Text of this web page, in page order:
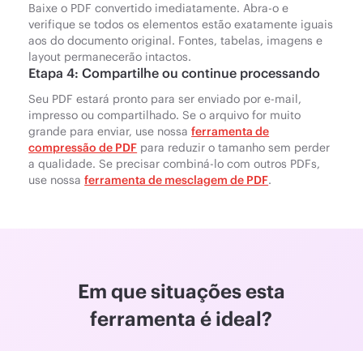
Baixe o PDF convertido imediatamente. Abra-o e
verifique se todos os elementos estão exatamente iguais
aos do documento original. Fontes, tabelas, imagens e
layout permanecerão intactos.
Etapa 4: Compartilhe ou continue processando
Seu PDF estará pronto para ser enviado por e-mail,
impresso ou compartilhado. Se o arquivo for muito
grande para enviar, use nossaferramenta de
compressão de PDF para reduzir o tamanho sem perder
a qualidade. Se precisar combiná-lo com outros PDFs,
use nossaferramenta de mesclagem de PDF.
Em que situações esta
ferramenta é ideal?